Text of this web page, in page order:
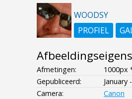
WOODSY
PROFIEL
Afmetingen:
1000px
Gepubliceerd:
January
Camera:
Canon